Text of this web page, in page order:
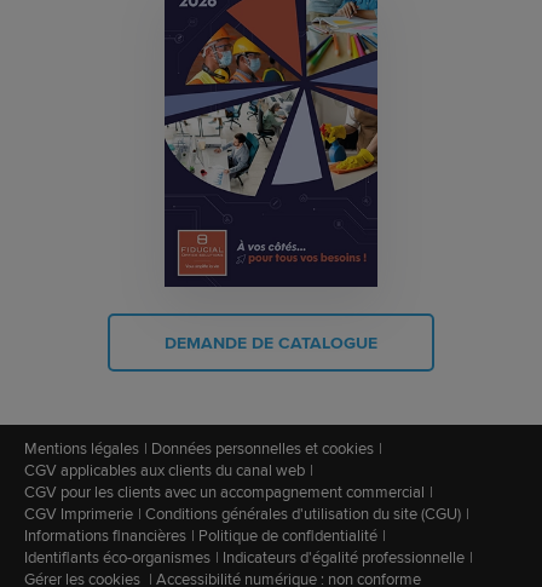
DEMANDE DE CATALOGUE
Mentions légales
Données personnelles et cookies
CGV applicables aux clients du canal web
CGV pour les clients avec un accompagnement commercial
CGV Imprimerie Conditions générales d'utilisation du site (CGU)
Informations financières
Politique de confidentialité
Identifiants éco-organismes
Indicateurs d'égalité professionnelle
Gérer les cookies
Accessibilité numérique : non conforme